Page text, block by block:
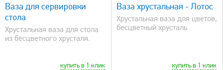
Ваза для сервировки
стола
Хрустальная ваза для стола
из бесцветного хрусталя.
купить в 1 клик
Ваза хрустальная - Лотос
Хрустальная ваза для цветов,
бесцветный хрусталь
купить в 1 клик